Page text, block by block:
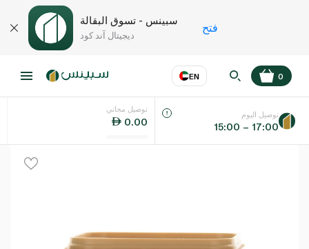
سبينس - تسوق البقالة
ديجيتال آند كود
فتح
EN
اللغة عر
0
توصيل مجاني
0.00
توصيل اليوم
15:00 – 17:00